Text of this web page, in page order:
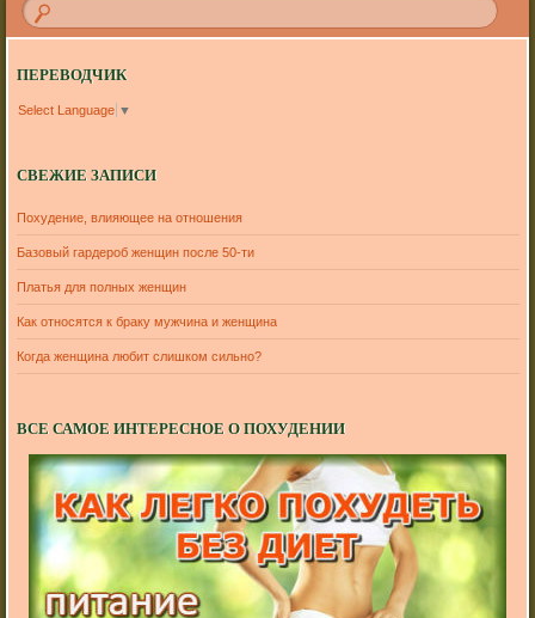
ПЕРЕВОДЧИК
Select Language ▼
СВЕЖИЕ ЗАПИСИ
Похудение, влияющее на отношения
Базовый гардероб женщин после 50-ти
Платья для полных женщин
Как относятся к браку мужчина и женщина
Когда женщина любит слишком сильно?
ВСЕ САМОЕ ИНТЕРЕСНОЕ О ПОХУДЕНИИ